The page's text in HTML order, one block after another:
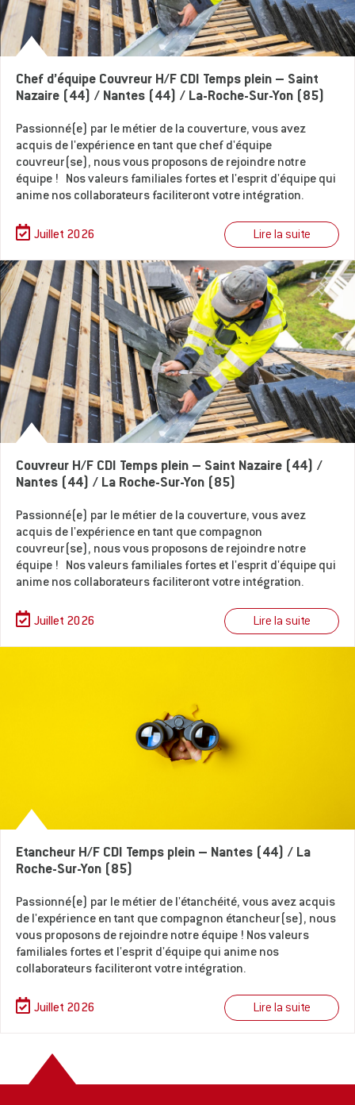
Chef d’équipe Couvreur H/F CDI Temps plein – Saint
Nazaire (44) / Nantes (44) / La-Roche-Sur-Yon (85)
Passionné(e) par le métier de la couverture, vous avez
acquis de l'expérience en tant que chef d'équipe
couvreur(se), nous vous proposons de rejoindre notre
équipe ! Nos valeurs familiales fortes et l'esprit d'équipe qui
anime nos collaborateurs faciliteront votre intégration.
Juillet 2026 Lire la suite
Couvreur H/F CDI Temps plein – Saint Nazaire (44) /
Nantes (44) / La Roche-Sur-Yon (85)
Passionné(e) par le métier de la couverture, vous avez
acquis de l'expérience en tant que compagnon
couvreur(se), nous vous proposons de rejoindre notre
équipe ! Nos valeurs familiales fortes et l'esprit d'équipe qui
anime nos collaborateurs faciliteront votre intégration.
Juillet 2026 Lire la suite
Etancheur H/F CDI Temps plein – Nantes (44) / La
Roche-Sur-Yon (85)
Passionné(e) par le métier de l'étanchéité, vous avez acquis
de l'expérience en tant que compagnon étancheur(se), nous
vous proposons de rejoindre notre équipe ! Nos valeurs
familiales fortes et l'esprit d'équipe qui anime nos
collaborateurs faciliteront votre intégration.
Juillet 2026 Lire la suite